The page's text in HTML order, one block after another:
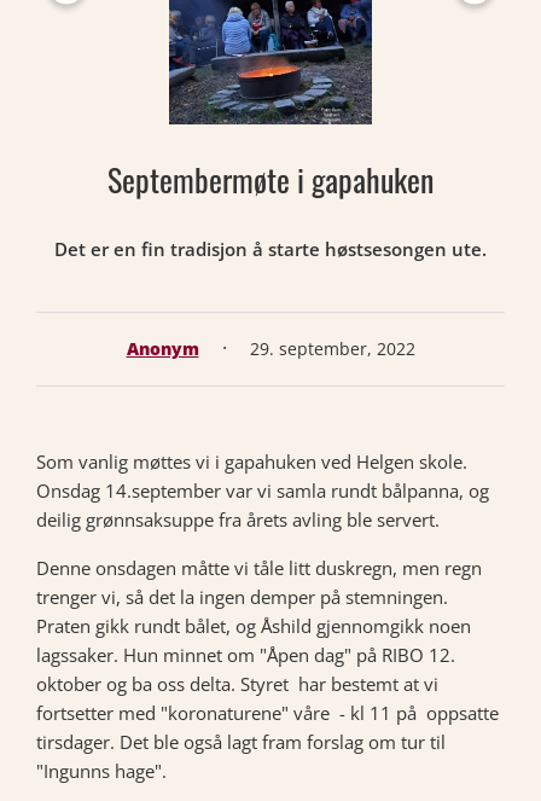
Septembermøte i gapahuken
Det er en fin tradisjon å starte høstsesongen ute.
Anonym · 29. september, 2022
Som vanlig møttes vi i gapahuken ved Helgen skole.
Onsdag 14.september var vi samla rundt bålpanna, og
deilig grønnsaksuppe fra årets avling ble servert.
Denne onsdagen måtte vi tåle litt duskregn, men regn
trenger vi, så det la ingen demper på stemningen.
Praten gikk rundt bålet, og Åshild gjennomgikk noen
lagssaker. Hun minnet om "Åpen dag" på RIBO 12.
oktober og ba oss delta. Styret har bestemt at vi
fortsetter med "koronaturene" våre - kl 11 på oppsatte
tirsdager. Det ble også lagt fram forslag om tur til
"Ingunns hage".